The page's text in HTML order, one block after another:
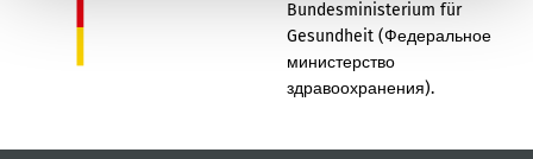
Bundesministerium für
Gesundheit (Федеральное
министерство
здравоохранения).